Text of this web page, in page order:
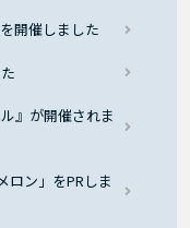
開催しました
』が開催されま
ロン」をPRしま